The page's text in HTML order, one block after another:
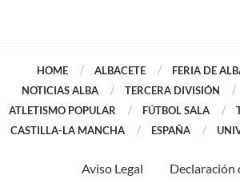
HOME ALBACETE
FERIA DE
NOTICIAS ALBA
TERCERA DIVISIÓN
ATLETISMO POPULAR
FÚTBOL SALA
CASTILLA-LA MANCHA
ESPAÑA
Aviso Legal
Declaración